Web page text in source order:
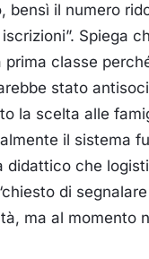
bensì il numero
Spiega
classe
stato
la scelta alle
il sistema
didattico che
di
ma al momento